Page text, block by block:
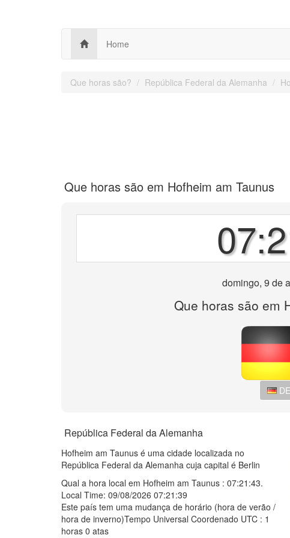
Home
Que horas são? República Federal da Alemanha
Que horas são em Hofheim am Taunus
domingo, 9 de
Que horas são em
DE
República Federal da Alemanha
Hofheim am Taunus é uma cidade localizada no
República Federal da Alemanha cuja capital é Berlin
Qual a hora local em Hofheim am Taunus : 07:21:43.
Local Time: 09/08/2026 07:21:39
Este país tem uma mudança de horário (hora de verão /
hora de inverno)Tempo Universal Coordenado UTC : 1
horas 0 atas